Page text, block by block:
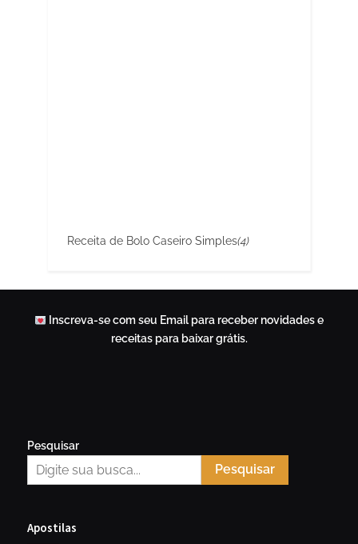
Receita de Bolo Caseiro Simples(4)
Inscreva-se com seu Email para receber novidades e
receitas para baixar grátis.
Pesquisar
Pesquisar
Apostilas